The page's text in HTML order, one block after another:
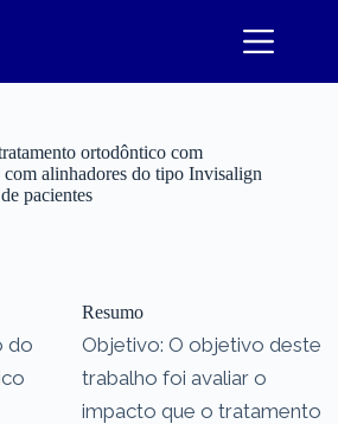
ortodôntico com
com alinhadores do tipo Invisalign
pacientes
do
Resumo
Objetivo: O objetivo deste
trabalho foi avaliar o
impacto que o tratamento